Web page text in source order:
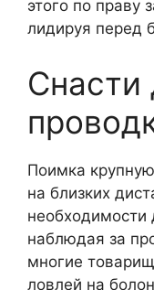
этого по праву
лидируя перед
Снасти
Поимка
на близких
необходимости
наблюдая за
многие
ловлей на